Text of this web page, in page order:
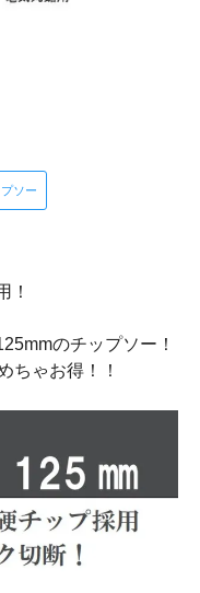
ソー
！
のチップソー！
ちゃお得！！